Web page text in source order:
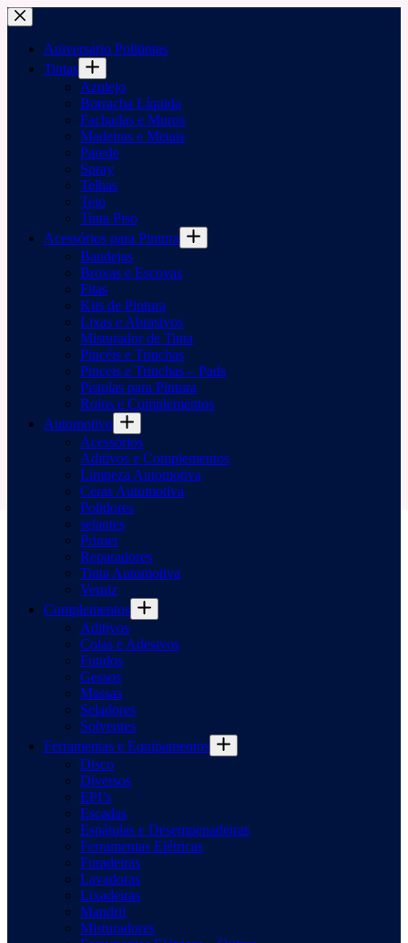
Pular
para
conteúdo
Aniversário Politintas
Tintas
Azulejo
Borracha Líquida
Fachadas e Muros
Madeiras e Metais
Parede
Spray
Telhas
Teto
Tinta Piso
Acessórios para Pintura
Bandejas
Broxas e Escovas
Fitas
Kits de Pintura
Lixas e Abrasivos
Misturador de Tinta
Pincéis e Trinchas
Pinceis e Trinchas – Pads
Pistolas para Pintura
Rolos e Complementos
Automotivo
Acessórios
Aditivos e Complementos
Limpeza Automotiva
Ceras Automotiva
Polidores
selantes
Primer
Reparadores
Tinta Automotiva
Verniz
Complementos
Aditivos
Colas e Adesivos
Fundos
Gessos
Massas
Seladores
Solventes
Ferramentas e Equipamentos
Disco
Diversos
EPI’s
Escadas
Espátulas e Desempenadeiras
Ferramentas Elétricas
Furadeiras
Lavadoras
Lixadeiras
Mandril
Misturadores